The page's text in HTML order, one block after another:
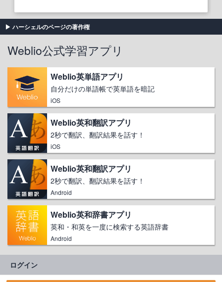
ハーシェルのページの著作権
Weblio公式学習アプリ
Weblio英単語アプリ
自分だけの単語帳で英単語を暗記
iOS
Weblio英和翻訳アプリ
2秒で翻訳、翻訳結果を話す！
iOS
Weblio英和翻訳アプリ
2秒で翻訳、翻訳結果を話す！
Android
Weblio英和辞書アプリ
英和・和英を一度に検索する英語辞書
Android
ログイン